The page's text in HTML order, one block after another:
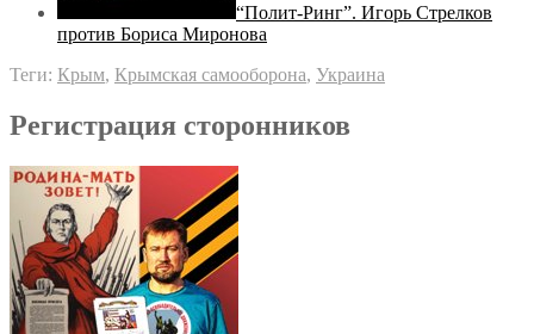
“Полит-Ринг”. Игорь Стрелков
против Бориса Миронова
Теги: Крым, Крымская самооборона, Украина
Регистрация сторонников